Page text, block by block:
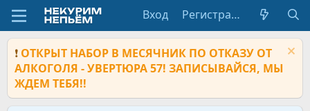
Вход Регистрация
❗ ОТКРЫТ НАБОР В МЕСЯЧНИК ПО ОТКАЗУ ОТ
АЛКОГОЛЯ - УВЕРТЮРА 57! ЗАПИСЫВАЙСЯ, МЫ
ЖДЕМ ТЕБЯ!!